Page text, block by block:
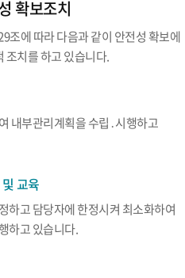
확보조치
조에 따라 다음과 같이 안전성 확보에
조치를 하고 있습니다.
내부관리계획을 수립․시행하고
교육
하고 담당자에 한정시켜 최소화하여
하고 있습니다.